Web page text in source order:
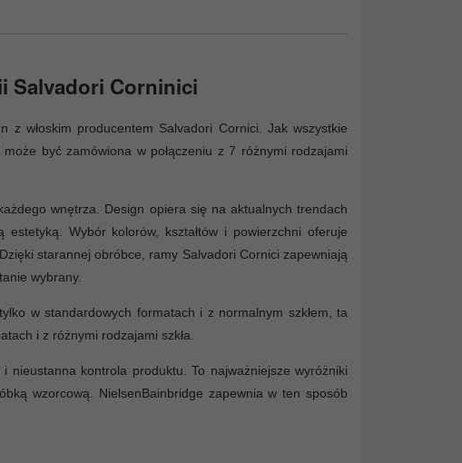
Salvadori Corninici
z włoskim producentem Salvadori Cornici. Jak wszystkie
być zamówiona w połączeniu z 7 różnymi rodzajami
wnętrza. Design opiera się na aktualnych trendach
Wybór kolorów, kształtów i powierzchni oferuje
starannej obróbce, ramy Salvadori Cornici zapewniają
wybrany.
w standardowych formatach i z normalnym szkłem, ta
i z różnymi rodzajami szkła.
nieustanna kontrola produktu. To najważniejsze wyróżniki
wzorcową. NielsenBainbridge zapewnia w ten sposób